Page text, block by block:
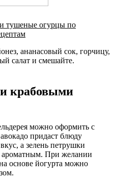
тушеные огурцы по
ананасовый сок, горчицу,
салат и смешайте.
и крабовыми
можно оформить с
придаст блюду
а зелень петрушки
ароматным. При желании
основе йогурта можно